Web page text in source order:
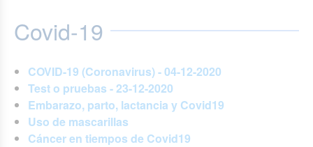
Covid-19
COVID-19 (Coronavirus) - 04-12-2020
Test o pruebas - 23-12-2020
Embarazo, parto, lactancia y Covid19
Uso de mascarillas
Cáncer en tiempos de Covid19